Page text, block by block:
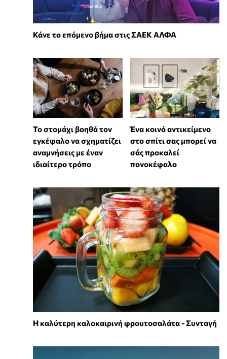
Κάνε το επόμενο βήμα στις ΣΑΕΚ ΑΛΦΑ
Το στομάχι βοηθά τον
εγκέφαλο να σχηματίζει
αναμνήσεις με έναν
ιδιαίτερο τρόπο
Ένα κοινό αντικείμενο
στο σπίτι σας μπορεί να
σάς προκαλεί
πονοκέφαλο
Η καλύτερη καλοκαιρινή φρουτοσαλάτα - Συνταγή